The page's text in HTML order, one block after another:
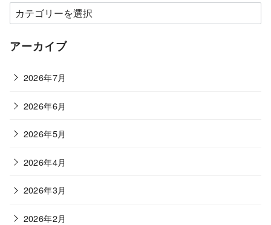
カ
テ
ゴ
ー
アーカイブ
2026年7月
2026年6月
2026年5月
2026年4月
2026年3月
2026年2月